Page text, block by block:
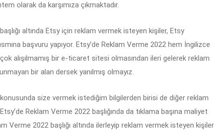
olarak da karşımıza çıkmaktadır.
altında Etsy için reklam vermek isteyen kişiler, Etsy
başvuru yapıyor. Etsy’de Reklam Verme 2022 hem İngilizce
alışılmamış bir e-ticaret sitesi olmasından ileri gelerek reklam
bir alan dersek yanılmış olmayız.
size vermek istediğim bilgilerden birisi de diğer reklam
Reklam Verme 2022 başlığında da tıklama başına maliyet
Verme 2022 başlığı altında ilerleyip reklam vermek isteyen kişiler